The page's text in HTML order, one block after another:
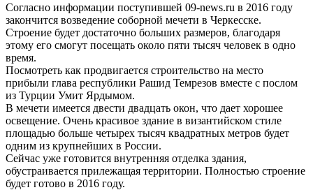
Согласно информации поступившей 09-news.ru в 2016 году
закончится возведение соборной мечети в Черкесске.
Строение будет достаточно больших размеров, благодаря
этому его смогут посещать около пяти тысяч человек в одно
время.
Посмотреть как продвигается строительство на место
прибыли глава республики Рашид Темрезов вместе с послом
из Турции Умит Ярдымом.
В мечети имеется двести двадцать окон, что дает хорошее
освещение. Очень красивое здание в византийском стиле
площадью больше четырех тысяч квадратных метров будет
одним из крупнейших в России.
Сейчас уже готовится внутренняя отделка здания,
обустраивается прилежащая территории. Полностью строение
будет готово в 2016 году.